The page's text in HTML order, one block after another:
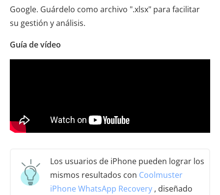
Google. Guárdelo como archivo ".xlsx" para facilitar
su gestión y análisis.
Guía de vídeo
Los usuarios de iPhone pueden lograr los
mismos resultados con Coolmuster
iPhone WhatsApp Recovery , diseñado